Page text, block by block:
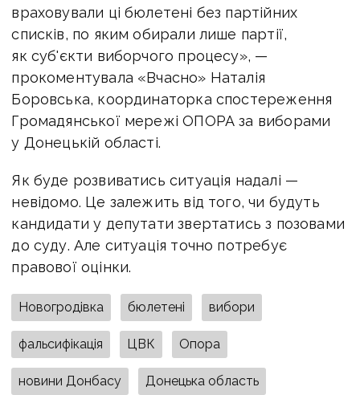
враховували ці бюлетені без партійних
списків, по яким обирали лише партії,
як суб'єкти виборчого процесу», —
прокоментувала «Вчасно» Наталія
Боровська, координаторка спостереження
Громадянської мережі ОПОРА за виборами
у Донецькій області.
Як буде розвиватись ситуація надалі —
невідомо. Це залежить від того, чи будуть
кандидати у депутати звертатись з позовами
до суду. Але ситуація точно потребує
правової оцінки.
Новогродівка бюлетені вибори
фальсифікація ЦВК Опора
новини Донбасу Донецька область